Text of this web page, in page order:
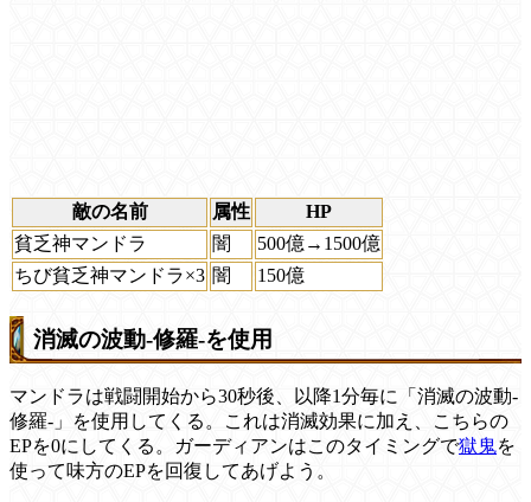
敵の名前 属性
HP
貧乏神マンドラ
闇
500億→1500億
ちび貧乏神マンドラ×3 闇 150億
消滅の波動-修羅-を使用
マンドラは戦闘開始から30秒後、以降1分毎に「消滅の波動-
修羅-」を使用してくる。これは消滅効果に加え、こちらの
EPを0にしてくる。ガーディアンはこのタイミングで獄鬼を
使って味方のEPを回復してあげよう。